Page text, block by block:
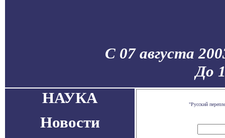
С 07 августа
До
НАУКА
Новости
"Русский